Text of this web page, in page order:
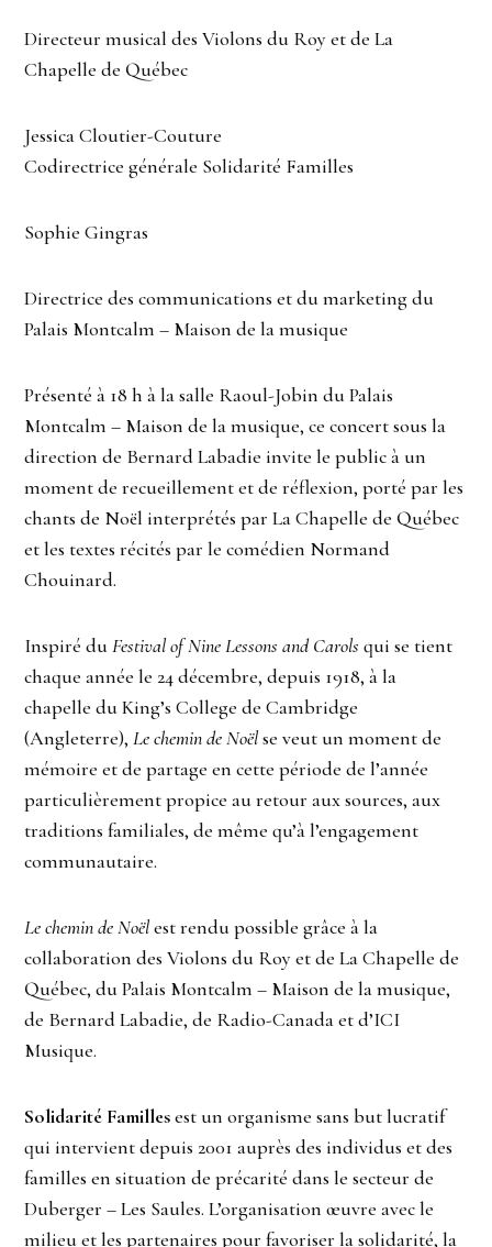
Directeur musical des Violons du Roy et de La
Chapelle de Québec
Jessica Cloutier-Couture
Codirectrice générale Solidarité Familles
Sophie Gingras
Directrice des communications et du marketing du
Palais Montcalm – Maison de la musique
Présenté à 18 h à la salle Raoul-Jobin du Palais
Montcalm – Maison de la musique, ce concert sous la
direction de Bernard Labadie invite le public à un
moment de recueillement et de réflexion, porté par les
chants de Noël interprétés par La Chapelle de Québec
et les textes récités par le comédien Normand
Chouinard.
Inspiré duFestival of Nine Lessons and Carolsqui se tient
chaque année le 24 décembre, depuis 1918, à la
chapelle du King’s College de Cambridge
(Angleterre),Le chemin de Noëlse veut un moment de
mémoire et de partage en cette période de l’année
particulièrement propice au retour aux sources, aux
traditions familiales, de même qu’à l’engagement
communautaire.
Le chemin de Noëlest rendu possible grâce à la
collaboration des Violons du Roy et de La Chapelle de
Québec, du Palais Montcalm – Maison de la musique,
de Bernard Labadie, de Radio-Canada et d’ICI
Musique.
Solidarité Famillesest un organisme sans but lucratif
qui intervient depuis 2001 auprès des individus et des
familles en situation de précarité dans le secteur de
Duberger – Les Saules. L’organisation œuvre avec le
milieu et les partenaires pour favoriser la solidarité, la